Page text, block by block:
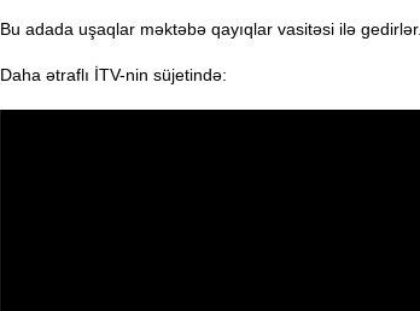
Bu adada uşaqlar məktəbə qayıqlar vasitəsi ilə gedirlər.
Daha ətraflı İTV-nin süjetində: